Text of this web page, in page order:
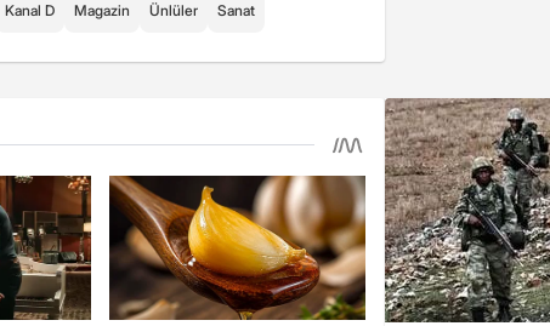
Kanal D Magazin Ünlüler Sanat